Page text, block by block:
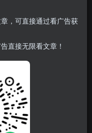
分享，涉及较多
解压密码，请点
，可直接通过看广告获
直接无限看文章！